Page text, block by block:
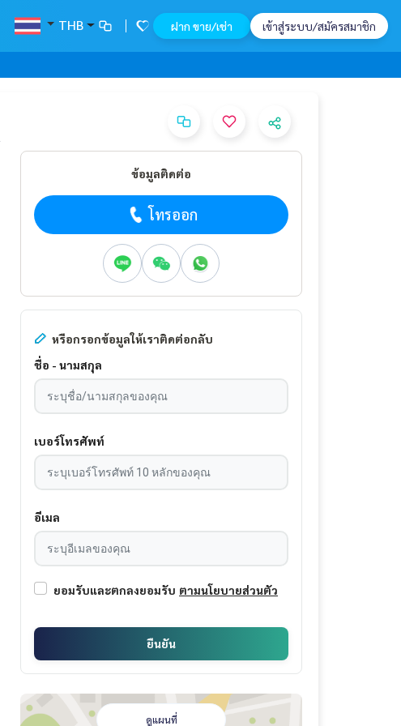
THB ฝาก ขาย/เช่า เข้าสู่ระบบ/สมัครสมาชิก
ข้อมูลติดต่อ
โทรออก
หรือกรอกข้อมูลให้เราติดต่อกลับ
ชื่อ - นามสกุล
เบอร์โทรศัพท์
อีเมล
ยอมรับและตกลงยอมรับ ตามนโยบายส่วนตัว
ยืนยัน
ดูแผนที่